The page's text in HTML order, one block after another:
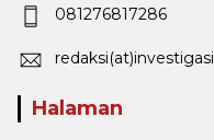
081276817286
Halaman